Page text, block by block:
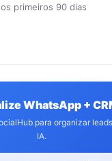
primeiros 90 dias
WhatsApp +
para organizar
IA.